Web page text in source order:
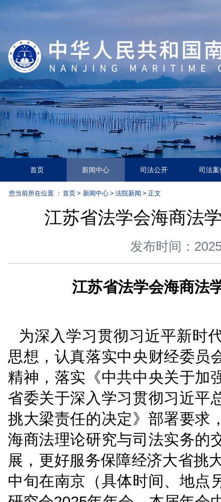
首页 新闻中心 司法公开
新闻中心 > 法院新闻 > 正文
江苏省法学会海
江苏省法学会
为深入学习贯彻习近
思想，认真落实中央财
精神，落实《中共中央
省委关于深入学习贯彻